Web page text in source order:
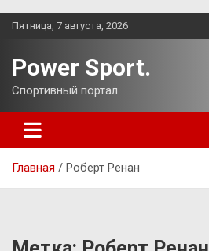
Перейти
Пятница, 7 августа, 2026
Power Sport.
Спортивный портал.
Главная Роберт Ренан